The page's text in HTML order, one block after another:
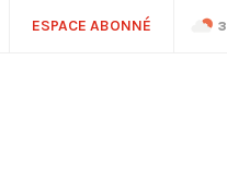
ESPACE ABONNÉ